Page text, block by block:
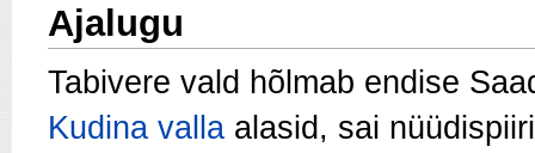
Ajalugu
Tabivere vald hõlmab endise
Kudina valla alasid, sai